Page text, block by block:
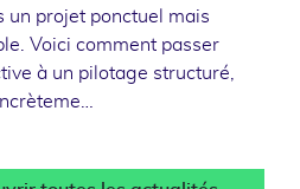
un projet ponctuel mais
Voici comment passer
à un pilotage structuré,